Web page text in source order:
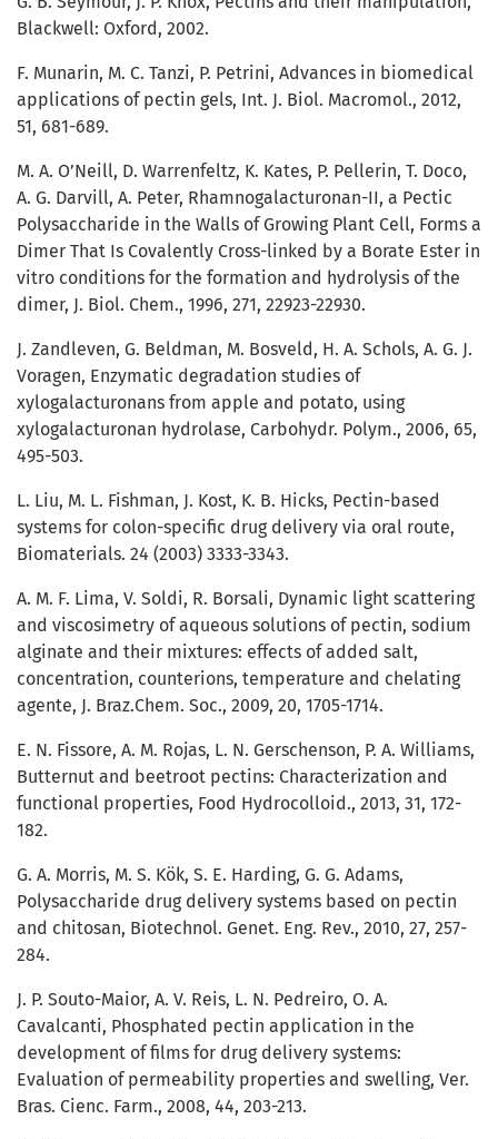
Blackwell: Oxford, 2002.
F. Munarin, M. C. Tanzi, P. Petrini, Advances in biomedical
applications of pectin gels, Int. J. Biol. Macromol., 2012,
51, 681-689.
M. A. O’Neill, D. Warrenfeltz, K. Kates, P. Pellerin, T. Doco,
A. G. Darvill, A. Peter, Rhamnogalacturonan-II, a Pectic
Polysaccharide in the Walls of Growing Plant Cell, Forms a
Dimer That Is Covalently Cross-linked by a Borate Ester in
vitro conditions for the formation and hydrolysis of the
dimer, J. Biol. Chem., 1996, 271, 22923-22930.
J. Zandleven, G. Beldman, M. Bosveld, H. A. Schols, A. G. J.
Voragen, Enzymatic degradation studies of
xylogalacturonans from apple and potato, using
xylogalacturonan hydrolase, Carbohydr. Polym., 2006, 65,
495-503.
L. Liu, M. L. Fishman, J. Kost, K. B. Hicks, Pectin-based
systems for colon-specific drug delivery via oral route,
Biomaterials. 24 (2003) 3333-3343.
A. M. F. Lima, V. Soldi, R. Borsali, Dynamic light scattering
and viscosimetry of aqueous solutions of pectin, sodium
alginate and their mixtures: effects of added salt,
concentration, counterions, temperature and chelating
agente, J. Braz.Chem. Soc., 2009, 20, 1705-1714.
E. N. Fissore, A. M. Rojas, L. N. Gerschenson, P. A. Williams,
Butternut and beetroot pectins: Characterization and
functional properties, Food Hydrocolloid., 2013, 31, 172-
182.
G. A. Morris, M. S. Kök, S. E. Harding, G. G. Adams,
Polysaccharide drug delivery systems based on pectin
and chitosan, Biotechnol. Genet. Eng. Rev., 2010, 27, 257-
284.
J. P. Souto-Maior, A. V. Reis, L. N. Pedreiro, O. A.
Cavalcanti, Phosphated pectin application in the
development of films for drug delivery systems:
Evaluation of permeability properties and swelling, Ver.
Bras. Cienc. Farm., 2008, 44, 203-213.